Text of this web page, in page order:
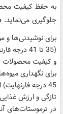
به حفظ کیفیت
جلوگیری می‌نماید.
(35 تا 41
و کیفیت
45 درجه
تازگی و ارزش